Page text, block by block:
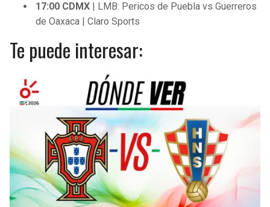
17:00 CDMX | LMB: Pericos de Puebla vs Guerreros
de Oaxaca | Claro Sports
Te puede interesar: